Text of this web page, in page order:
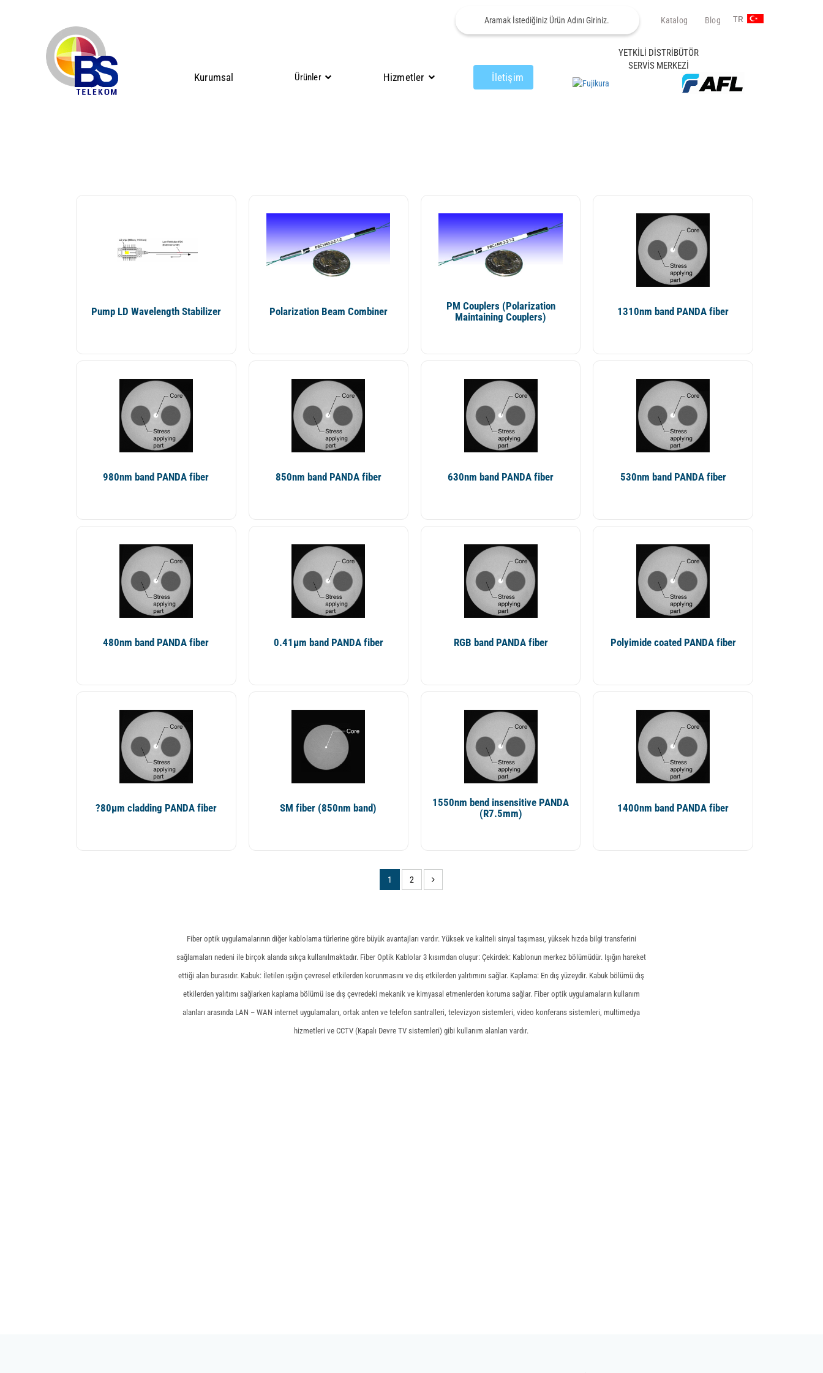
Katalog Blog TR
Kurumsal Ürünler Hizmetler İletişim
YETKİLİ DİSTRİBÜTÖR
SERVİS MERKEZİ
Pump LD Wavelength Stabilizer Polarization Beam Combiner
PM Couplers (Polarization
Maintaining Couplers)
1310nm band PANDA fiber
980nm band PANDA fiber 850nm band PANDA fiber 630nm band PANDA fiber 530nm band PANDA fiber
480nm band PANDA fiber 0.41µm band PANDA fiber RGB band PANDA fiber Polyimide coated PANDA fiber
?80µm cladding PANDA fiber SM fiber (850nm band)
1550nm bend insensitive PANDA
(R7.5mm)
1400nm band PANDA fiber
1 (current)
2 (current)
Fiber optik uygulamalarının diğer kablolama türlerine göre büyük avantajları vardır. Yüksek ve kaliteli sinyal taşıması, yüksek hızda bilgi transferini
sağlamaları nedeni ile birçok alanda sıkça kullanılmaktadır. Fiber Optik Kablolar 3 kısımdan oluşur: Çekirdek: Kablonun merkez bölümüdür. Işığın hareket
ettiği alan burasıdır. Kabuk: İletilen ışığın çevresel etkilerden korunmasını ve dış etkilerden yalıtımını sağlar. Kaplama: En dış yüzeydir. Kabuk bölümü dış
etkilerden yalıtımı sağlarken kaplama bölümü ise dış çevredeki mekanik ve kimyasal etmenlerden koruma sağlar. Fiber optik uygulamaların kullanım
alanları arasında LAN – WAN internet uygulamaları, ortak anten ve telefon santralleri, televizyon sistemleri, video konferans sistemleri, multimedya
hizmetleri ve CCTV (Kapalı Devre TV sistemleri) gibi kullanım alanları vardır.